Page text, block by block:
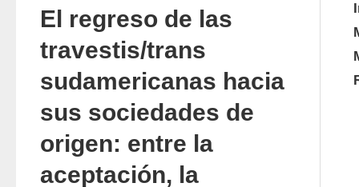
El regreso de las
travestis/trans
sudamericanas hacia
sus sociedades de
origen: entre la
aceptación, la